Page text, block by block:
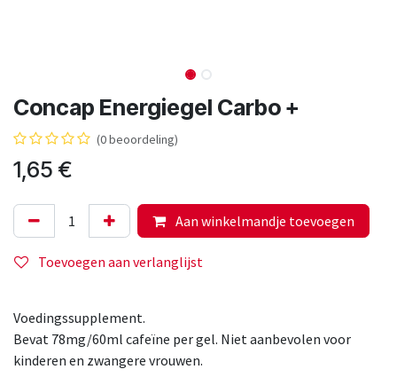
Concap Energiegel Carbo +
(0 beoordeling)
1,65 €
Aan winkelmandje toevoegen
Toevoegen aan verlanglijst
Voedingssupplement.
Bevat 78mg/60ml cafeïne per gel. Niet aanbevolen voor
kinderen en zwangere vrouwen.